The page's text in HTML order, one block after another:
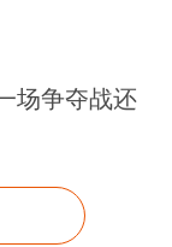
场争夺战还